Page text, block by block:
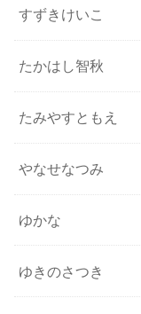
すずきけいこ
たかはし智秋
たみやすともえ
やなせなつみ
ゆかな
ゆきのさつき